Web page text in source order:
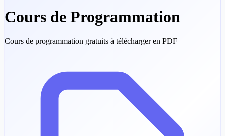
Cours de Programmation
Cours de programmation gratuits à télécharger en PDF